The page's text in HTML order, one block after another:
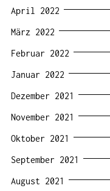
April 2022
März 2022
Februar 2022
Januar 2022
Dezember 2021
November 2021
Oktober 2021
September 2021
August 2021